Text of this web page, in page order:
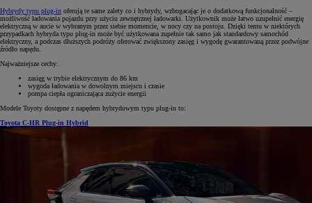
Hybrydy typu plug-in oferują te same zalety co i hybrydy, wzbogacając je o dodatkową funkcjonalność –
możliwość ładowania pojazdu przy użyciu zewnętrznej ładowarki. Użytkownik może łatwo uzupełnić energię
elektryczną w aucie w wybranym przez siebie momencie, w nocy czy na postoju. Dzięki temu w niektórych
przypadkach hybryda typu plug-in może być użytkowana zupełnie tak samo jak standardowy samochód
elektryczny, a podczas dłuższych podróży oferować zwiększony zasięg i wygodę gwarantowaną przez podwójne
źródło napędu.
Najważniejsze cechy:
zasięg w trybie elektrycznym do 86 km
wygoda ładowania w dowolnym miejscu i czasie
pompa ciepła ograniczająca zużycie energii
Modele Toyoty dostępne z napędem hybrydowym typu plug-in to:
Toyota C-HR Plug-in Hybrid